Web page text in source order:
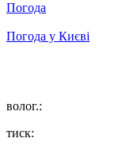
Погода
Погода у Києві
волог.:
тиск: